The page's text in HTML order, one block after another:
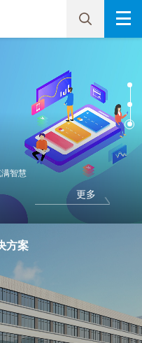
公司
条的配套能力
更多
科技企业
术服务
更多
智慧
更多
方案